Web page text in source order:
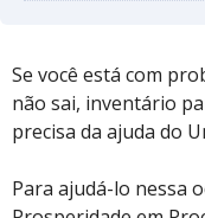
Se você está com
não sai, inventário
precisa da ajuda do
Para ajudá-lo nessa